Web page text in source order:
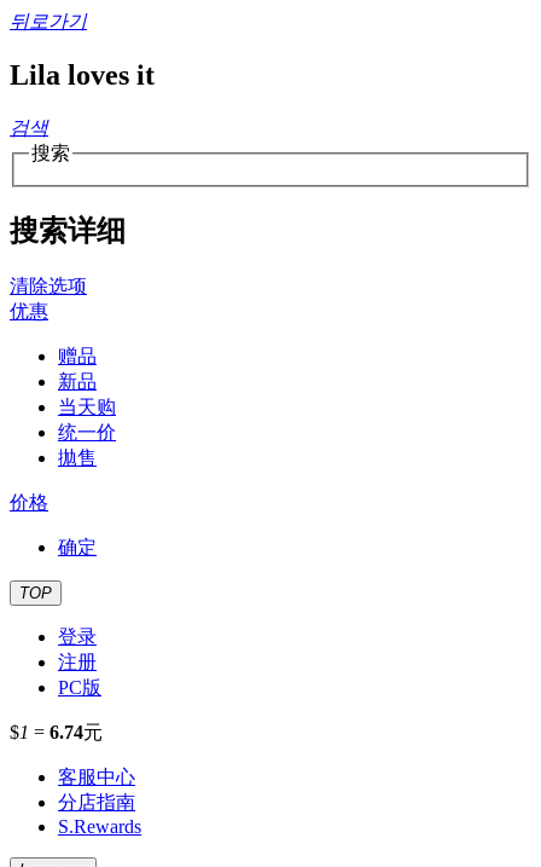
뒤로가기
Lila loves it
검색
搜索
搜索详细
清除选项
优惠
赠品
新品
当天购
统一价
拋售
价格
确定
TOP
登录
注册
PC版
$1 = 6.74元
客服中心
分店指南
S.Rewards